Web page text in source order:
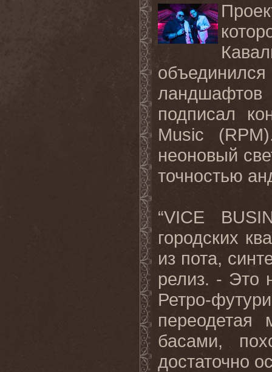
подписал
Music
неоновый
точностью
“VICE
городских
из пота,
релиз. - Это
Ретро-
переодетая
басами,
достаточно